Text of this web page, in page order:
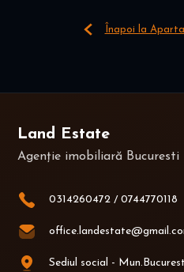
Înapoi la
Land Estate
Agenție imobiliară Bucuresti
0314260472 / 0744770118
Sediul social -